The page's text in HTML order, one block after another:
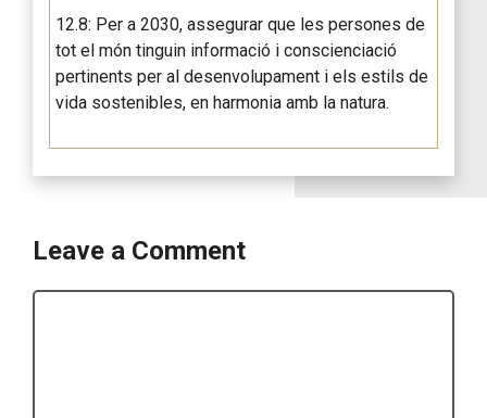
12.8: Per a 2030, assegurar que les persones de
tot el món tinguin informació i conscienciació
pertinents per al desenvolupament i els estils de
vida sostenibles, en harmonia amb la natura.
Leave a Comment